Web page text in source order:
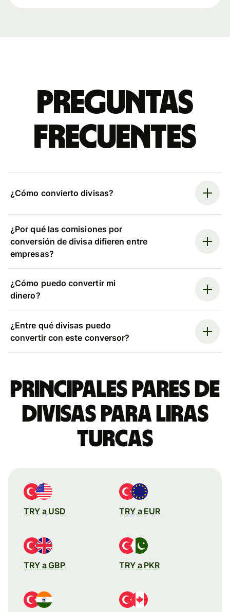
Preguntas
frecuentes
¿Cómo convierto divisas?
¿Por qué las comisiones por
conversión de divisa difieren entre
empresas?
¿Cómo puedo convertir mi
dinero?
¿Entre qué divisas puedo
convertir con este conversor?
Principales pares de
divisas para liras
turcas
TRY a USD TRY a EUR
TRY a GBP TRY a PKR